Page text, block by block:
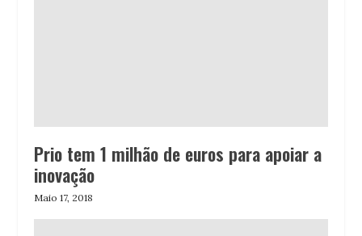
Prio tem 1 milhão de euros para apoiar a
inovação
Maio 17, 2018